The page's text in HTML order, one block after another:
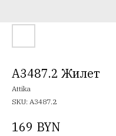
A3487.2 Жилет
Attika
SKU: A3487.2
169 BYN